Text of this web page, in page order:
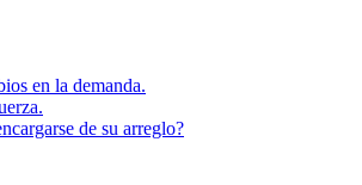
en la demanda.
de su arreglo?